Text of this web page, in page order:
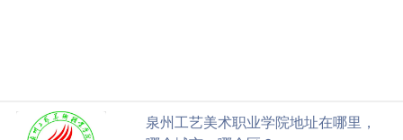
泉州工艺美术职业学院地址在哪里，